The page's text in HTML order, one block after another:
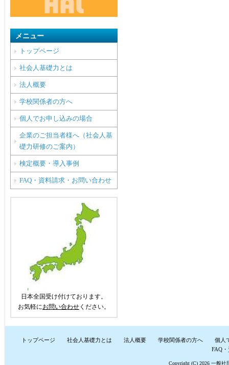
メニュー
トップページ
社会人基礎力とは
法人概要
学校関係者の方へ
個人でお申し込みの場合
企業のご担当者様へ（社会人基
礎力研修のご案内）
検定概要・導入事例
FAQ・資料請求・お問い合わせ
日本全国受け付けております。
お気軽にお問い合わせ ください。
トップページ 社会人基礎力とは 法人概要 学校関係者の方へ
個人
FAQ
Copyright (C) 2026 一般社